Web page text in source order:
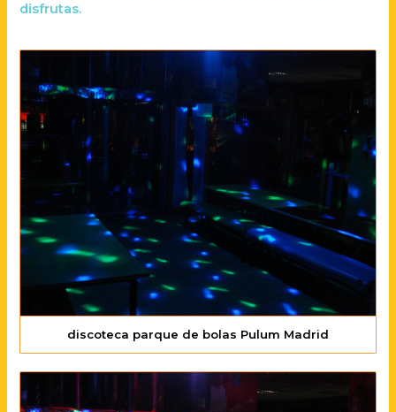
disfrutas.
discoteca parque de bolas Pulum Madrid